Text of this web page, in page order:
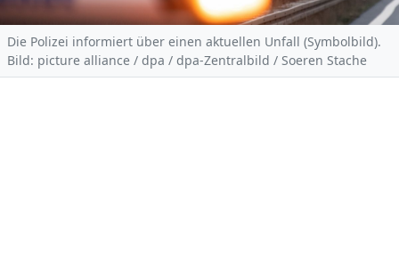
Die Polizei informiert über einen aktuellen Unfall (Symbolbild).
Bild: picture alliance / dpa / dpa-Zentralbild / Soeren Stache